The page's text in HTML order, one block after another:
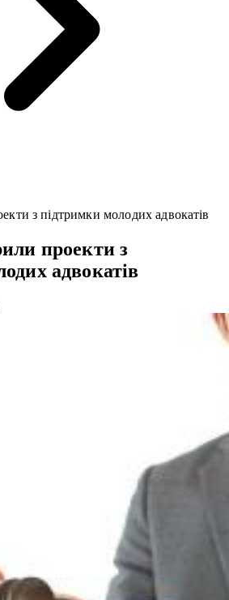
з підтримки молодих адвокатів
проекти з
адвокатів